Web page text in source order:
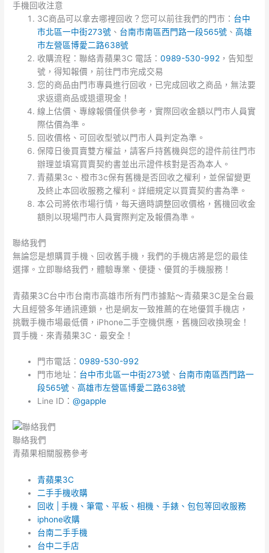
手機回收注意
3C商品可以拿去哪裡回收？您可以前往我們的門市： 台中
市北區一中街273號 、 台南市南區西門路一段565號 、高雄
市左營區博愛二路638號
收購流程：聯絡青蘋果3C 電話：0989-530-992 ，告知型
號，得知報價，前往門市完成交易
您的商品由門市專員進行回收，已完成回收之商品，無法要
求返還商品或退還現金！
線上估價、專線報價僅供參考，實際回收金額以門市人員實
際估價為準。
回收價格、可回收型號以門市人員判定為準。
保障日後買賣雙方權益，請客戶持舊機與您的證件前往門市
辦理並填寫買賣契約書並出示證件核對是否為本人。
青蘋果3c、橙市3c保有舊機是否回收之權利，並保留變更
及終止本回收服務之權利。詳細規定以買賣契約書為準。
本公司將依市場行情，每天適時調整回收價格，舊機回收金
額則以現場門市人員實際判定及報價為準。
聯絡我們
無論您是想購買手機、回收舊手機，我們的手機店將是您的最佳
選擇。立即聯絡我們，體驗專業、便捷、優質的手機服務！
青蘋果3C台中市台南市高雄市所有門市據點～青蘋果3C是全台最
大且經營多年通訊連鎖，也是網友一致推薦的在地優質手機店，
挑戰手機市場最低價，iPhone二手空機供應，舊機回收換現金！
買手機．來青蘋果3C．最安全！
門市電話：0989-530-992
門市地址： 台中市北區一中街273號 、 台南市南區西門路一
段565號 、高雄市左營區博愛二路638號
Line ID：@gapple
聯絡我們
青蘋果相關服務參考
青蘋果3C
二手手機收購
回收 | 手機、筆電、平板、相機、手錶、包包等回收服務
iphone收購
台南二手手機
台中二手店